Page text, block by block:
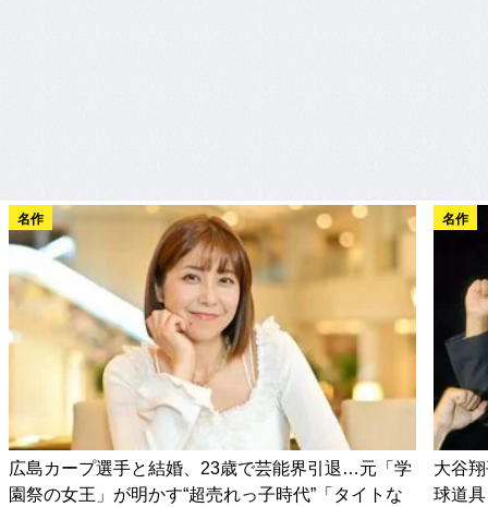
名作
広島カープ選手と結婚、23歳で芸能界引退…元「学
園祭の女王」が明かす“超売れっ子時代”「タイトな
名作
大谷
球道